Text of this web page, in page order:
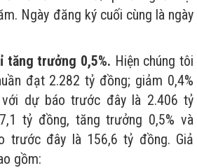
Ngày đăng ký cuối cùng là ngày
tăng trưởng 0,5%. Hiện chúng tôi
đạt 2.282 tỷ đồng; giảm 0,4%
dự báo trước đây là 2.406 tỷ
tỷ đồng, tăng trưởng 0,5% và
trước đây là 156,6 tỷ đồng. Giả
gồm: